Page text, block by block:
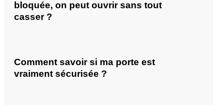
bloquée, on peut ouvrir sans tout
casser ?
Comment savoir si ma porte est
vraiment sécurisée ?